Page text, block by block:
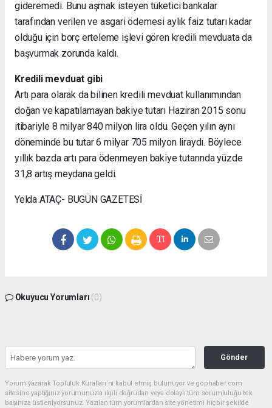
gideremedi. Bunu aşmak isteyen tüketici bankalar
tarafından verilen ve asgari ödemesi aylık faiz tutarı kadar
olduğu için borç erteleme işlevi gören kredili mevduata da
başvurmak zorunda kaldı.
Kredili mevduat gibi
Artı para olarak da bilinen kredili mevduat kullanımından
doğan ve kapatılamayan bakiye tutarı Haziran 2015 sonu
itibariyle 8 milyar 840 milyon lira oldu. Geçen yılın aynı
döneminde bu tutar 6 milyar 705 milyon liraydı. Böylece
yıllık bazda artı para ödenmeyen bakiye tutarında yüzde
31,8 artış meydana geldi.
Yelda ATAÇ- BUGÜN GAZETESİ
Okuyucu Yorumları (0)
Gönder
Yorum yazarak Topluluk Kuralları’nı kabul etmiş bulunuyor ve gophaber.com
sitesine yaptığınız yorumunuzla ilgili doğrudan veya dolaylı tüm sorumluluğu tek
başınıza üstleniyorsunuz. Yazılan tüm yorumlardan site yönetimi hiçbir şekilde